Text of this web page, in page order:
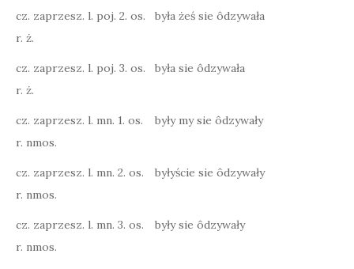
cz. zaprzesz. l. poj. 2. os.
r. ż.
była żeś sie ôdzywała
cz. zaprzesz. l. poj. 3. os.
r. ż.
była sie ôdzywała
cz. zaprzesz. l. mn. 1. os.
r. nmos.
były my sie ôdzywały
cz. zaprzesz. l. mn. 2. os.
r. nmos.
byłyście sie ôdzywały
cz. zaprzesz. l. mn. 3. os.
r. nmos.
były sie ôdzywały